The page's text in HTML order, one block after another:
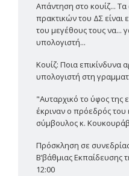
Απάντηση στο κουίζ...
πρακτικών του ΔΣ είναι
του μεγέθους τους να...
υπολογιστή...
Κουίζ: Ποια επικίνδυνα
υπολογιστή στη
"Αυταρχικό το ύφος της
έκριναν ο πρόεδρός του
σύμβουλος κ.
Πρόσκληση σε
Β’βάθμιας Εκπαίδευσης
12:00